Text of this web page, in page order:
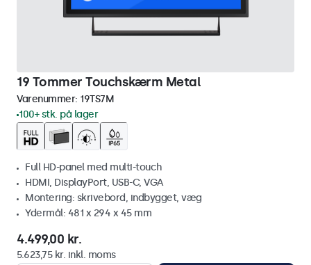
19 Tommer Touchskærm Metal
Varenummer: 19TS7M
100+ stk. på lager
Full HD-panel med multi-touch
HDMI, DisplayPort, USB-C, VGA
Montering: skrivebord, indbygget, væg
Ydermål: 481 x 294 x 45 mm
4.499,00 kr.
5.623,75 kr. inkl. moms